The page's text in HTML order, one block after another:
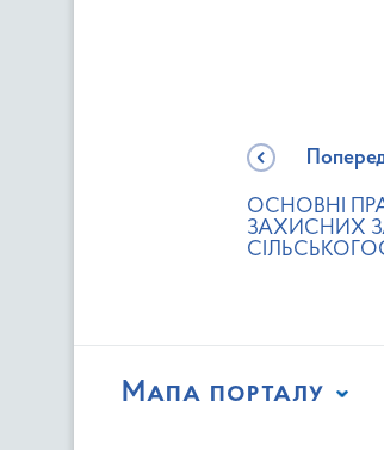
ОСНОВНІ
ЗАХИСНИХ
Мапа порталу